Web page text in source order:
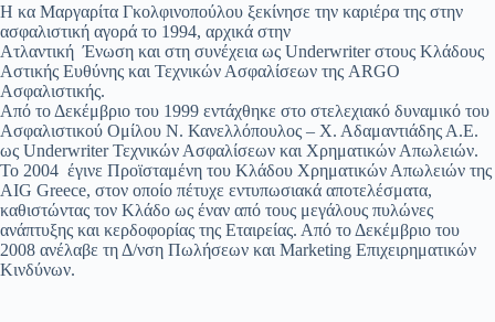
Η κα Μαργαρίτα Γκολφινοπούλου ξεκίνησε την καριέρα της στην
ασφαλιστική αγορά το 1994, αρχικά στην
Ατλαντική Ένωση και στη συνέχεια ως Underwriter στους Κλάδους
Αστικής Ευθύνης και Τεχνικών Ασφαλίσεων της ARGO
Ασφαλιστικής.
Από το Δεκέμβριο του 1999 εντάχθηκε στο στελεχιακό δυναμικό του
Ασφαλιστικού Ομίλου Ν. Κανελλόπουλος – Χ. Αδαμαντιάδης Α.Ε.
ως Underwriter Τεχνικών Ασφαλίσεων και Χρηματικών Απωλειών.
Το 2004 έγινε Προϊσταμένη του Κλάδου Χρηματικών Απωλειών της
AIG Greece, στον οποίο πέτυχε εντυπωσιακά αποτελέσματα,
καθιστώντας τον Κλάδο ως έναν από τους μεγάλους πυλώνες
ανάπτυξης και κερδοφορίας της Εταιρείας. Από το Δεκέμβριο του
2008 ανέλαβε τη Δ/νση Πωλήσεων και Marketing Επιχειρηματικών
Κινδύνων.